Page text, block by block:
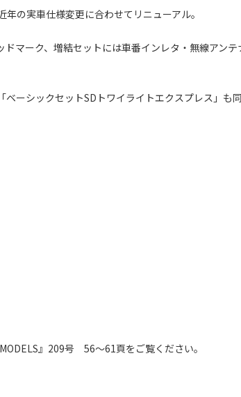
の実車仕様変更に合わせてリニューアル。
マーク、増結セットには車番インレタ・無線アンテ
ーシックセットSDトワイライトエクスプレス」も
』209号 56～61頁をご覧ください。